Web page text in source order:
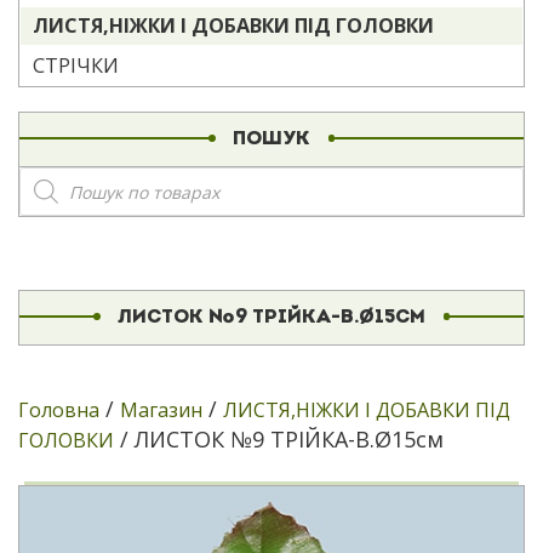
ЛИСТЯ,НІЖКИ І ДОБАВКИ ПІД ГОЛОВКИ
СТРІЧКИ
ПОШУК
Пошук
товарів
ЛИСТОК №9 ТРІЙКА-В.Ø15СМ
Головна / Магазин / ЛИСТЯ,НІЖКИ І ДОБАВКИ ПІД
ГОЛОВКИ / ЛИСТОК №9 ТРІЙКА-В.Ø15см